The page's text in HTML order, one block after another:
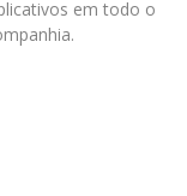
em todo o